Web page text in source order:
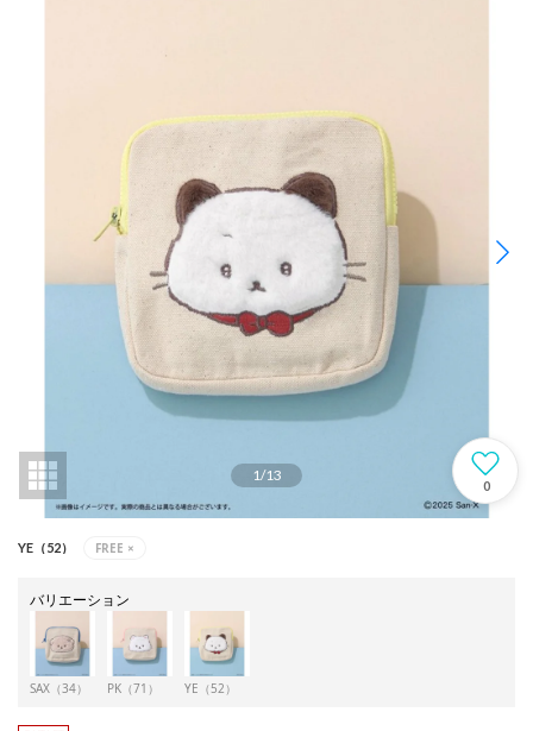
1/13
0
YE（52） FREE ×
バリエーション
SAX（34） PK（71） YE（52）